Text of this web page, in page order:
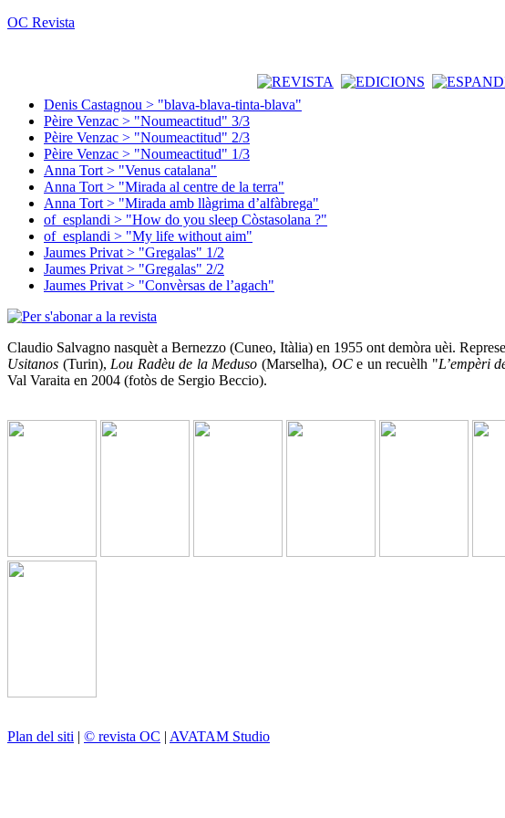
OC Revista
Denis Castagnou > "blava-blava-tinta-blava"
Pèire Venzac > "Noumeactitud" 3/3
Pèire Venzac > "Noumeactitud" 2/3
Pèire Venzac > "Noumeactitud" 1/3
Anna Tort > "Venus catalana"
Anna Tort > "Mirada al centre de la terra"
Anna Tort > "Mirada amb llàgrima d’alfàbrega"
of_esplandi > "How do you sleep Còstasolana ?"
of_esplandi > "My life without aim"
Jaumes Privat > "Gregalas" 1/2
Jaumes Privat > "Gregalas" 2/2
Jaumes Privat > "Convèrsas de l’agach"
Claudio Salvagno nasquèt a Bernezzo (Cuneo, Itàlia) en 1955 ont demòra uèi.
Usitanos (Turin), Lou Radèu de la Meduso (Marselha), OCe un recuèlh "L’empèri
Val Varaita en 2004 (fotòs de Sergio Beccio).
Plan del siti | © revista OC | AVATAM Studio